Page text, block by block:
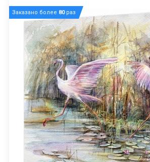
Заказано более 80раз